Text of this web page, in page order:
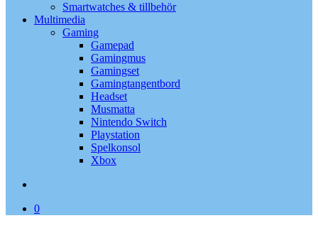
Smartwatches & tillbehör
Multimedia
Gaming
Gamepad
Gamingmus
Gamingset
Gamingtangentbord
Headset
Musmatta
Nintendo Switch
Playstation
Spelkonsol
Xbox
0